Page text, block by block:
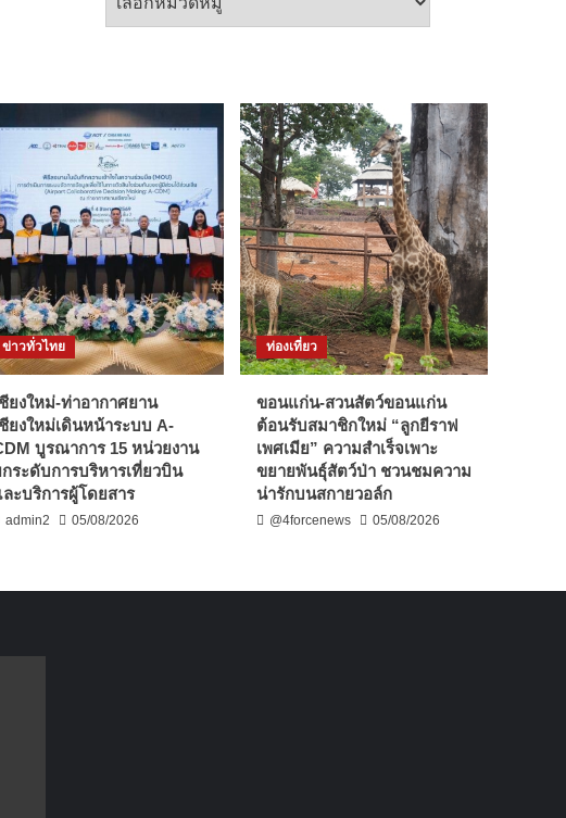
ข่าวทั่วไทย
ยงใหม่-ท่าอากาศยาน
ยงใหม่เดินหน้าระบบ A-
บูรณาการ 15 หน่วยงาน
กระดับการบริหารเที่ยวบิน
ละบริการผู้โดยสาร
admin2 05/08/2026
ท่องเที่ยว
ขอนแก่น-สวนสัตว์ขอนแก่น
ต้อนรับสมาชิกใหม่ “ลูกยีราฟ
เพศเมีย” ความสำเร็จเพาะ
ขยายพันธุ์สัตว์ป่า ชวนชมความ
น่ารักบนสกายวอล์ก
@4forcenews 05/08/2026